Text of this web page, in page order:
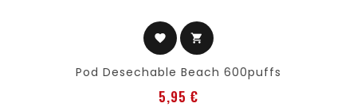
favorite shopping_cart
Pod Desechable Beach 600puffs
5,95 €